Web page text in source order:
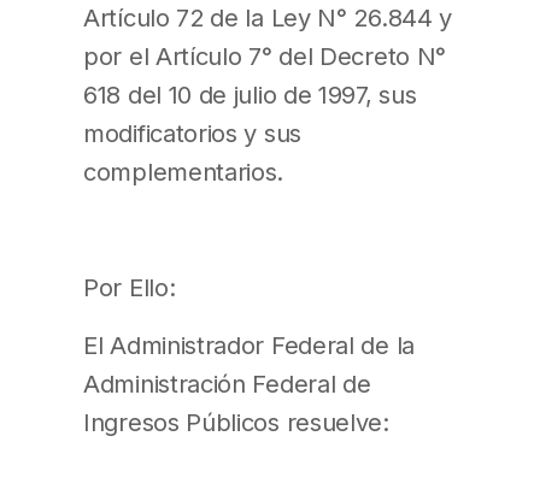
Artículo 72 de la Ley N° 26.844 y
por el Artículo 7° del Decreto N°
618 del 10 de julio de 1997, sus
modificatorios y sus
complementarios.
Por Ello:
El Administrador Federal de la
Administración Federal de
Ingresos Públicos resuelve: